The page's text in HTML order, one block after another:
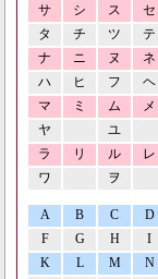
サ
シ ス セ
タ
チ ツ テ
ナ
ニ ヌ ネ
ハ
ヒ フ ヘ
マ
ミ ム メ
ヤ
ユ
ラ
リ ル レ
ワ
ヲ
A B C D
F
G H I
K
L M N